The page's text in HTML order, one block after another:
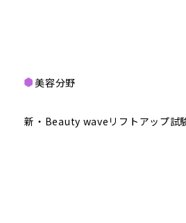
美容分野
新・Beauty waveリフトアップ